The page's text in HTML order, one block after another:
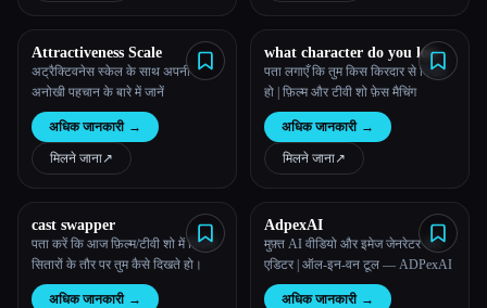
Attractiveness Scale
अट्रैक्टिवनेस स्केल के साथ अपनी
अनोखी पहचान के बारे में जानें
अधिक जानकारी →
मिलने जाना↗︎
what character do you look
like
पता लगाएँ कि तुम किस किरदार से दिखते
हो | फ़िल्म और टीवी शो फ़ेस मैचिंग
अधिक जानकारी →
मिलने जाना↗︎
cast swapper
पता करें कि आज फ़िल्म/टीवी शो में फ़िल्मी
सितारों के तौर पर तुम कैसे दिखते हो।
अधिक जानकारी →
AdpexAI
मुफ़्त AI वीडियो और इमेज जेनरेटर और
एडिटर | ऑल-इन-वन टूल — ADPexAI
अधिक जानकारी →